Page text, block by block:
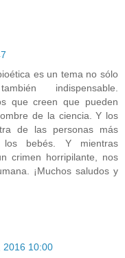
es un tema no sólo
indispensable.
que creen que pueden
de la ciencia. Y los
de las personas más
bebés. Y mientras
crimen horripilante, nos
¡Muchos saludos y
2016 10:00